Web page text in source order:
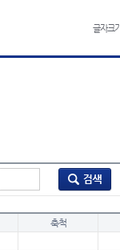
글자크기
축척